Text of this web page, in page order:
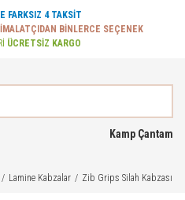
FARKSIZ 4 TAKSİT
BİNLERCE SEÇENEK
ÜCRETSİZ KARGO
Kamp Çantam
Lamine Kabzalar Zib Grips Silah Kabzası -